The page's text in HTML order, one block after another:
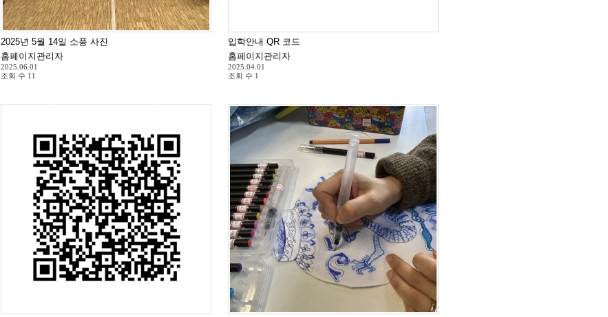
2025년 5월 14일 소풍 사진
홈페이지관리자
2025.06.01
조회 수 11
입학안내 QR 코드
홈페이지관리자
2025.04.01
조회 수 1